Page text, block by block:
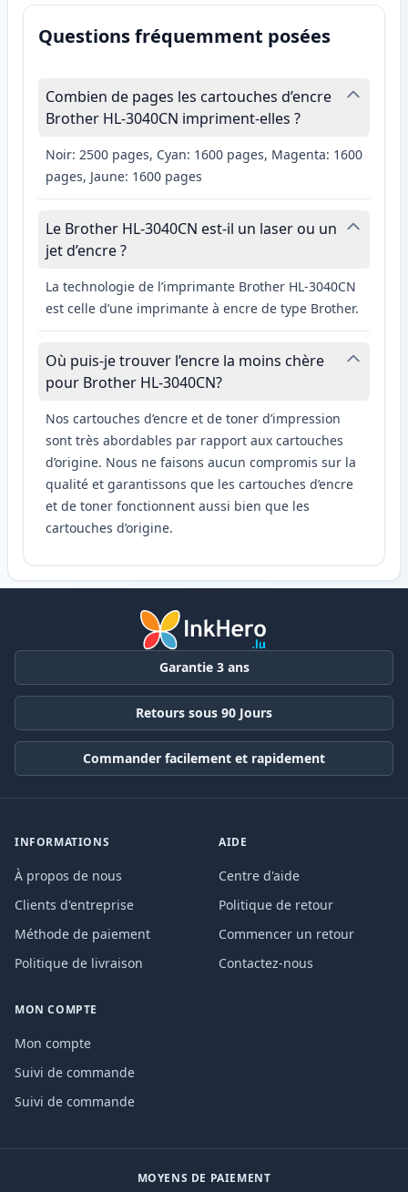
Questions fréquemment posées
Combien de pages les cartouches d’encre
Brother HL-3040CN impriment-elles ?
Noir: 2500 pages, Cyan: 1600 pages, Magenta: 1600
pages, Jaune: 1600 pages
Le Brother HL-3040CN est-il un laser ou un
jet d’encre ?
La technologie de l’imprimante Brother HL-3040CN
est celle d’une imprimante à encre de type Brother.
Où puis-je trouver l’encre la moins chère
pour Brother HL-3040CN?
Nos cartouches d’encre et de toner d’impression
sont très abordables par rapport aux cartouches
d’origine. Nous ne faisons aucun compromis sur la
qualité et garantissons que les cartouches d’encre
et de toner fonctionnent aussi bien que les
cartouches d’origine.
Garantie 3 ans
Retours sous 90 Jours
Commander facilement et rapidement
INFORMATIONS
À propos de nous
Clients d'entreprise
Méthode de paiement
Politique de livraison
AIDE
Centre d'aide
Politique de retour
Commencer un retour
Contactez-nous
MON COMPTE
Mon compte
Suivi de commande
Suivi de commande
MOYENS DE PAIEMENT